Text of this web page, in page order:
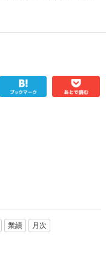
業績 月次